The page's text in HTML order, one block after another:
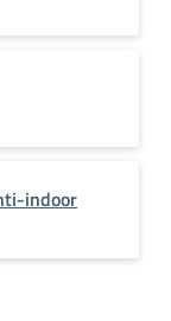
indoor